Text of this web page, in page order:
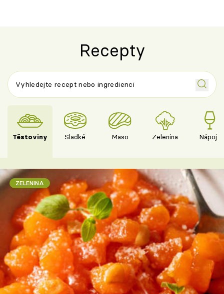
Recepty
Těstoviny Sladké Maso Zelenina Nápoje
ZELENINA